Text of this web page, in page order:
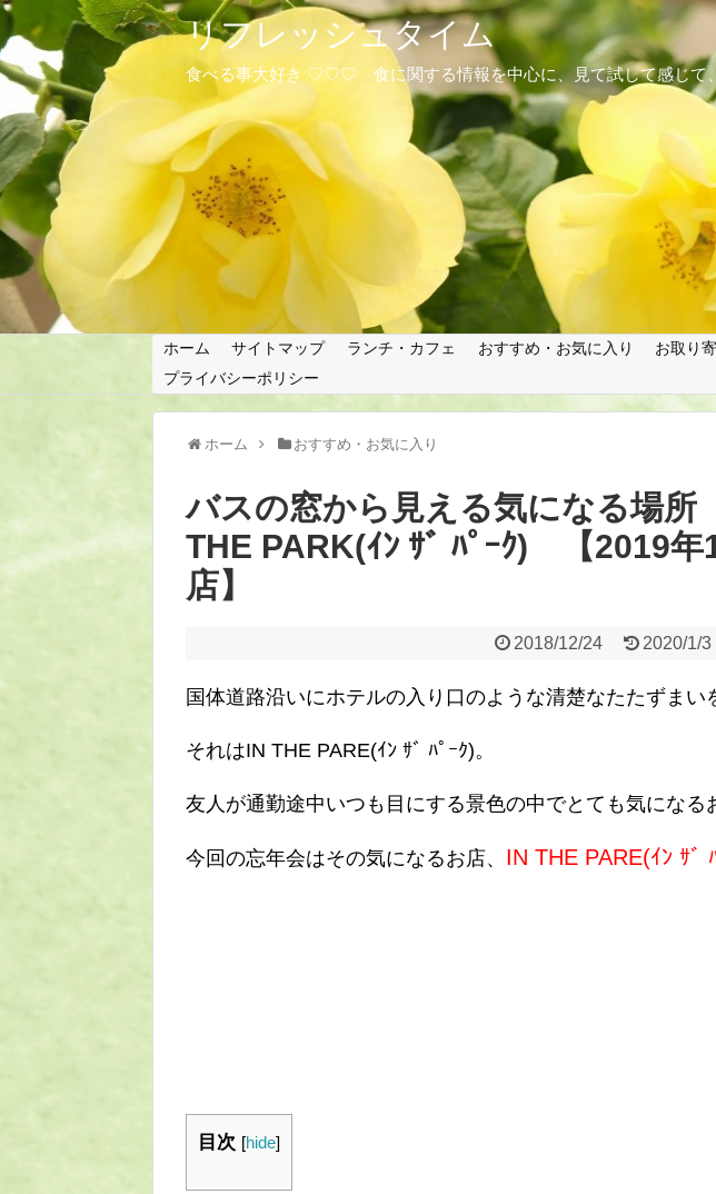
リフレッシュタイム
食べる事大好き ♡♡♡ 食に関する情報を中心に、見て試して感じて
ホーム サイトマップ ランチ・カフェ おすすめ・お気に入り お取り
プライバシーポリシー
ホーム おすすめ・お気に入り
バスの窓から見える気になる場所
THE PARK(ｲﾝ ｻﾞ ﾊﾟｰｸ) 【2019年
店】
2018/12/24 2020/1/3
国体道路沿いにホテルの入り口のような清楚なたたずまい
それはIN THE PARE(ｲﾝ ｻﾞ ﾊﾟｰｸ)。
友人が通勤途中いつも目にする景色の中でとても気になる
今回の忘年会はその気になるお店、 IN THE PARE(ｲﾝ ｻﾞ
目次 [hide]